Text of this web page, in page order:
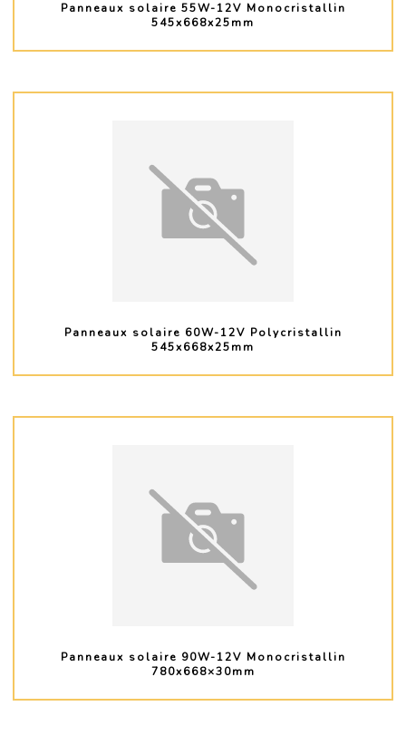
Panneaux solaire 55W-12V Monocristallin
545x668x25mm
Panneaux solaire 60W-12V Polycristallin
545x668x25mm
Panneaux solaire 90W-12V Monocristallin
780x668×30mm